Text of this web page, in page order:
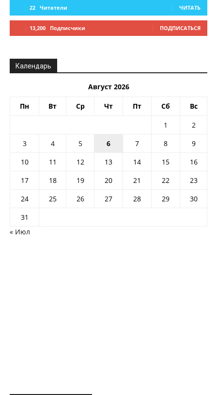
22 Читатели ЧИТАТЬ
13,200 Подписчики ПОДПИСАТЬСЯ
Календарь
Август 2026
Пн Вт Ср Чт Пт Сб Вс
1
2
3
4 5 6 7 8
9
10
11 12 13 14 15
16
17
18 19 20 21 22
23
24
25 26 27 28 29
30
31
« Июл